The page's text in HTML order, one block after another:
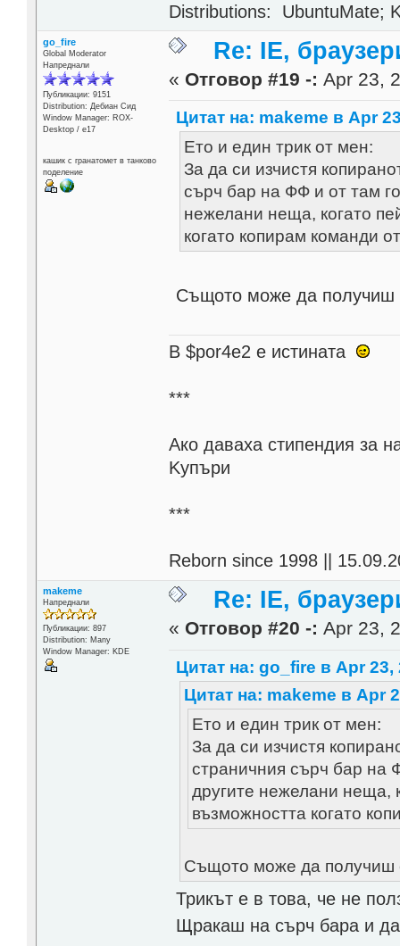
Distributions: UbuntuMate;
go_fire
Global Moderator
Напреднали
Публикации: 9151
Distribution: Дебиан Сид
Window Manager: ROX-
Desktop / е17
кашик с гранатомет в танково
поделение
Re: IE,
« Отговор #19 -: Apr 23,
Цитат на: makeme в Apr
Ето и един трик от мен:
За да си изчистя
сърч бар на ФФ и от там
нежелани неща, когато
когато копирам команди
Същото може да получиш
В $por4e2 e истината
***
Aко даваха стипендия за
Kупъри
***
Reborn since 1998 ||
makeme
Напреднали
Публикации: 897
Distribution: Many
Window Manager: KDE
Re: IE,
« Отговор #20 -: Apr 23,
Цитат на: go_fire в Apr 23,
Цитат на: makeme в Apr
Ето и един трик от мен:
За да си изчистя
страничния сърч бар на
другите нежелани неща,
възможността когато
Същото може да получиш
Трикът е в това, че не
Щракаш на сърч бара и